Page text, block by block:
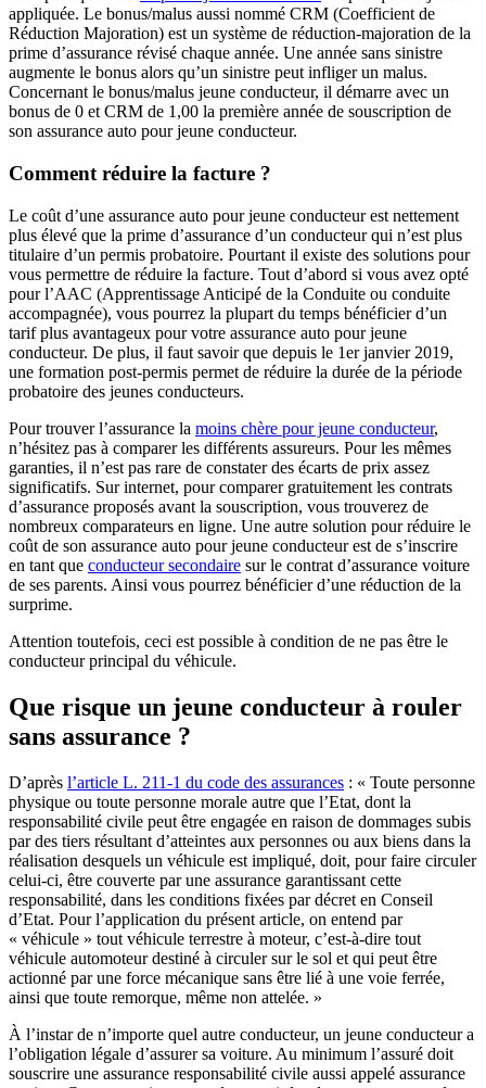
appliquée. Le bonus/malus aussi nommé CRM (Coefficient de
Réduction Majoration) est un système de réduction-majoration de la
prime d’assurance révisé chaque année. Une année sans sinistre
augmente le bonus alors qu’un sinistre peut infliger un malus.
Concernant le bonus/malus jeune conducteur, il démarre avec un
bonus de 0 et CRM de 1,00 la première année de souscription de
son assurance auto pour jeune conducteur.
Comment réduire la facture ?
Le coût d’une assurance auto pour jeune conducteur est nettement
plus élevé que la prime d’assurance d’un conducteur qui n’est plus
titulaire d’un permis probatoire. Pourtant il existe des solutions pour
vous permettre de réduire la facture. Tout d’abord si vous avez opté
pour l’AAC (Apprentissage Anticipé de la Conduite ou conduite
accompagnée), vous pourrez la plupart du temps bénéficier d’un
tarif plus avantageux pour votre assurance auto pour jeune
conducteur. De plus, il faut savoir que depuis le 1er janvier 2019,
une formation post-permis permet de réduire la durée de la période
probatoire des jeunes conducteurs.
Pour trouver l’assurance la moins chère pour jeune conducteur,
n’hésitez pas à comparer les différents assureurs. Pour les mêmes
garanties, il n’est pas rare de constater des écarts de prix assez
significatifs. Sur internet, pour comparer gratuitement les contrats
d’assurance proposés avant la souscription, vous trouverez de
nombreux comparateurs en ligne. Une autre solution pour réduire le
coût de son assurance auto pour jeune conducteur est de s’inscrire
en tant que conducteur secondaire sur le contrat d’assurance voiture
de ses parents. Ainsi vous pourrez bénéficier d’une réduction de la
surprime.
Attention toutefois, ceci est possible à condition de ne pas être le
conducteur principal du véhicule.
Que risque un jeune conducteur à rouler
sans assurance ?
D’après l’article L. 211-1 du code des assurances : « Toute personne
physique ou toute personne morale autre que l’Etat, dont la
responsabilité civile peut être engagée en raison de dommages subis
par des tiers résultant d’atteintes aux personnes ou aux biens dans la
réalisation desquels un véhicule est impliqué, doit, pour faire circuler
celui-ci, être couverte par une assurance garantissant cette
responsabilité, dans les conditions fixées par décret en Conseil
d’Etat. Pour l’application du présent article, on entend par
« véhicule » tout véhicule terrestre à moteur, c’est-à-dire tout
véhicule automoteur destiné à circuler sur le sol et qui peut être
actionné par une force mécanique sans être lié à une voie ferrée,
ainsi que toute remorque, même non attelée. »
À l’instar de n’importe quel autre conducteur, un jeune conducteur a
l’obligation légale d’assurer sa voiture. Au minimum l’assuré doit
souscrire une assurance responsabilité civile aussi appelé assurance